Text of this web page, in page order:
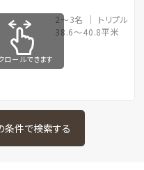
2～3名
トリプル
38.6～40.8平米
ロールできます